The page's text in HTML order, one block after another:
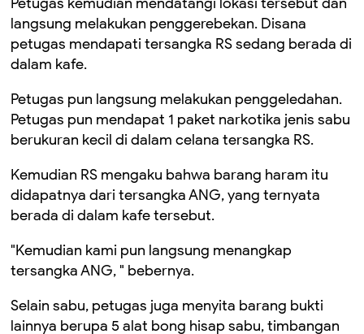
langsung melakukan penggerebekan. Disana
petugas mendapati tersangka RS sedang berada di
dalam kafe.
Petugas pun langsung melakukan penggeledahan.
Petugas pun mendapat 1 paket narkotika jenis sabu
berukuran kecil di dalam celana tersangka RS.
Kemudian RS mengaku bahwa barang haram itu
didapatnya dari tersangka ANG, yang ternyata
berada di dalam kafe tersebut.
"Kemudian kami pun langsung menangkap
tersangka ANG, " bebernya.
Selain sabu, petugas juga menyita barang bukti
lainnya berupa 5 alat bong hisap sabu, timbangan